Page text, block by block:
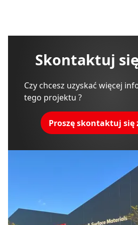
Skontaktuj
Czy chcesz uzyskać więcej
tego projektu ?
Proszę skontaktuj się